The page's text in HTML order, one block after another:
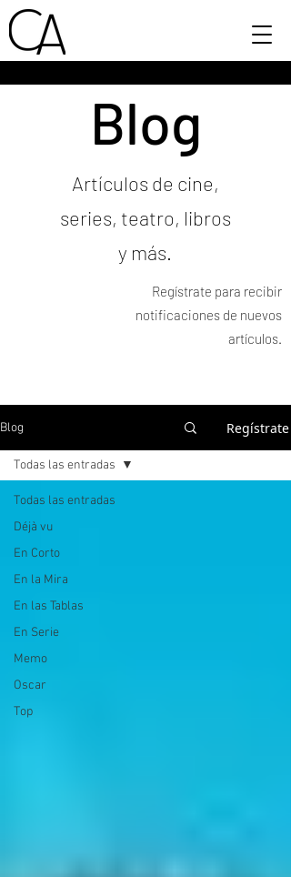
Blog
Artículos de cine,
series, teatro, libros
y más.
Regístrate para recibir
notificaciones de nuevos
artículos.
Blog Regístrate
Todas las entradas
Déjà vu
En Corto
En la Mira
En las Tablas
En Serie
Memo
Oscar
Top
Todas las entradas